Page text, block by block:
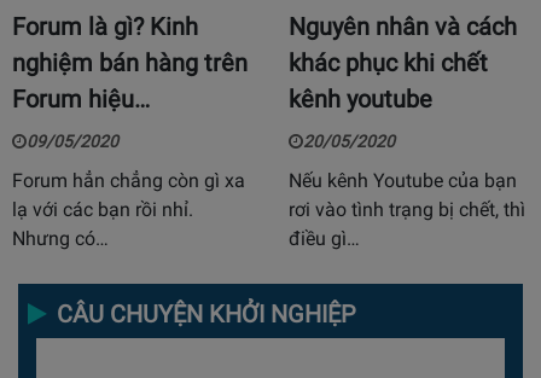
Forum là gì? Kinh
nghiệm bán hàng trên
Forum hiệu…
09/05/2020
Forum hẳn chẳng còn gì xa
lạ với các bạn rồi nhỉ.
Nhưng có…
Nguyên nhân và cách
khác phục khi chết
kênh youtube
20/05/2020
Nếu kênh Youtube của bạn
rơi vào tình trạng bị chết, thì
điều gì…
CÂU CHUYỆN KHỞI NGHIỆP